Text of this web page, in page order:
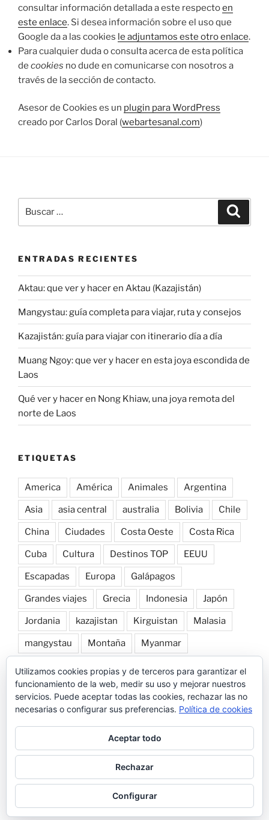
consultar información detallada a este respectoen
este enlace. Si desea información sobre el uso que
Google da a las cookies le adjuntamos este otro enlace.
Para cualquier duda o consulta acerca de esta política
de cookies no dude en comunicarse con nosotros a
través de la sección de contacto.
Asesor de Cookies es un plugin para WordPress
creado por Carlos Doral (webartesanal.com)
por:
ENTRADAS RECIENTES
Aktau: que ver y hacer en Aktau (Kazajistán)
Mangystau: guía completa para viajar, ruta y consejos
Kazajistán: guía para viajar con itinerario día a día
Muang Ngoy: que ver y hacer en esta joya escondida de
Laos
Qué ver y hacer en Nong Khiaw, una joya remota del
norte de Laos
ETIQUETAS
America América Animales Argentina
Asia asia central australia Bolivia Chile
China Ciudades Costa Oeste Costa Rica
Cuba Cultura Destinos TOP EEUU
Escapadas Europa Galápagos
Grandes viajes Grecia Indonesia Japón
Jordania kazajistan Kirguistan Malasia
mangystau Montaña Myanmar
Patagonia Perú Playa Roadtrip por Europa
Snorkel Tailandia Transportes Trekking
Funciona gracias a WordPress
Utilizamos cookies propias y de terceros para garantizar el
funcionamiento de la web, medir su uso y mejorar nuestros
servicios. Puede aceptar todas las cookies, rechazar las no
necesarias o configurar sus preferencias. Política de cookies
Aceptar todo
Rechazar
Configurar